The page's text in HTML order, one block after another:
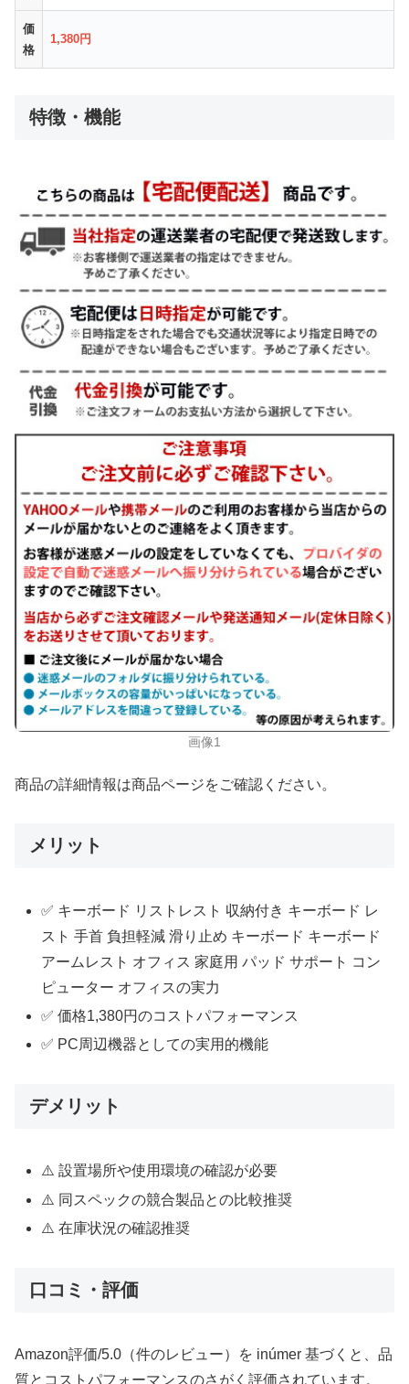
価
格
1,380円
特徴・機能
画像1
商品の詳細情報は商品ページをご確認ください。
メリット
✅ キーボード リストレスト 収納付き キーボード レ
スト 手首 負担軽減 滑り止め キーボード キーボード
アームレスト オフィス 家庭用 パッド サポート コン
ピューター オフィスの実力
✅ 価格1,380円のコストパフォーマンス
✅ PC周辺機器としての実用的機能
デメリット
⚠️ 設置場所や使用環境の確認が必要
⚠️ 同スペックの競合製品との比較推奨
⚠️ 在庫状況の確認推奨
口コミ・評価
Amazon評価/5.0（件のレビュー）を inúmer 基づくと、品
質とコストパフォーマンスのさがく評価されています。